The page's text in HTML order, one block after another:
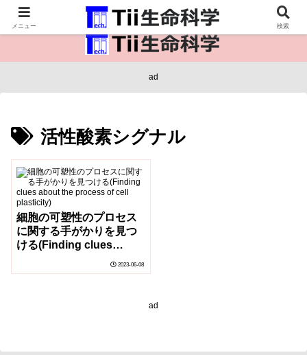
医療保健・生命・生物の情報インフラ。
ad
活性酸素シグナル
細胞の可塑性のプロセス
に関する手がかりを見つ
ける(Finding clues
about the process of cell
plasticity)
2023-06-08
ad
メニュー 検索